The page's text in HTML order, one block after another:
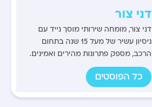
דני צור
דני צור, מומחה שירותי מוסך נייד עם
ניסיון עשיר של מעל 15 שנה בתחום
הרכב, מספק פתרונות מהירים ואמינים.
כל הפוסטים